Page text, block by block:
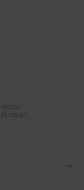
pašto
naujo,